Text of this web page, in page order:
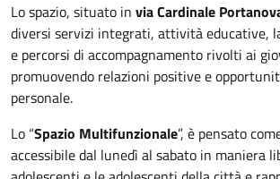
Lo spazio, situato in via Cardinale
diversi servizi integrati, attività educative,
e percorsi di accompagnamento rivolti ai
promuovendo relazioni positive e
personale.
Lo “Spazio Multifunzionale”, è pensato
accessibile dal lunedì al sabato in maniera